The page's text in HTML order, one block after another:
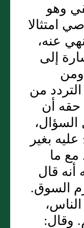
وهو
امتثالا
عنه،
إلى
ومن
من
حقه أن
بغير
ما
قال
السوق.
وقال: